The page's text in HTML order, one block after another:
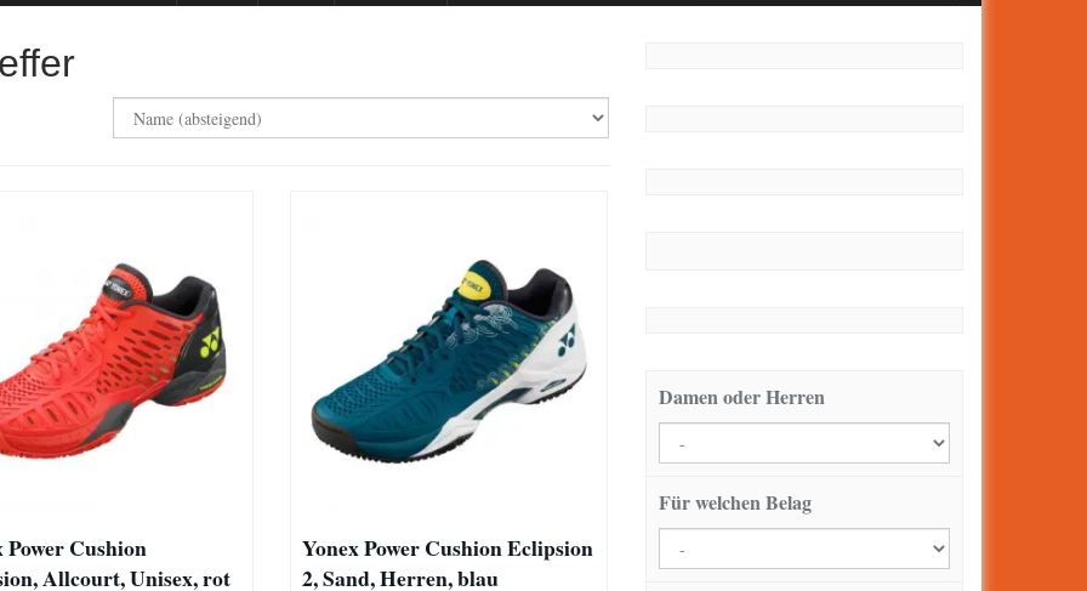
Power Cushion
Allcourt, Unisex, rot
Yonex Power Cushion Eclipsion
2, Sand, Herren, blau
Damen oder Herren
Für welchen Belag